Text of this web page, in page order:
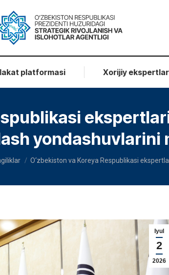
platformasi Xorijiy ekspertlar
yondashuvlarini
O‘zbekiston va Koreya Respublikasi
Iyul
2
2026